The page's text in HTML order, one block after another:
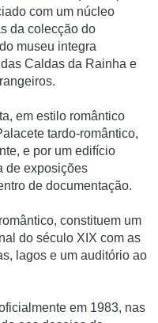
com um núcleo
da colecção do
museu integra
Caldas da Rainha e
em estilo romântico
tardo-romântico,
e por um edifí­cio
de exposições
de documentação.
constituem um
do século XIX com as
lagos e um auditório ao
em 1983, nas